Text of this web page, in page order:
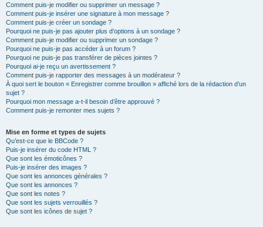
Comment puis-je modifier ou supprimer un message ?
Comment puis-je insérer une signature à mon message ?
Comment puis-je créer un sondage ?
Pourquoi ne puis-je pas ajouter plus d’options à un sondage ?
Comment puis-je modifier ou supprimer un sondage ?
Pourquoi ne puis-je pas accéder à un forum ?
Pourquoi ne puis-je pas transférer de pièces jointes ?
Pourquoi ai-je reçu un avertissement ?
Comment puis-je rapporter des messages à un modérateur ?
À quoi sert le bouton « Enregistrer comme brouillon » affiché lors de la rédaction d’un
sujet ?
Pourquoi mon message a-t-il besoin d’être approuvé ?
Comment puis-je remonter mes sujets ?
Mise en forme et types de sujets
Qu’est-ce que le BBCode ?
Puis-je insérer du code HTML ?
Que sont les émoticônes ?
Puis-je insérer des images ?
Que sont les annonces générales ?
Que sont les annonces ?
Que sont les notes ?
Que sont les sujets verrouillés ?
Que sont les icônes de sujet ?